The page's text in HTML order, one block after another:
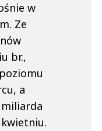
w
Ze
br.,
a